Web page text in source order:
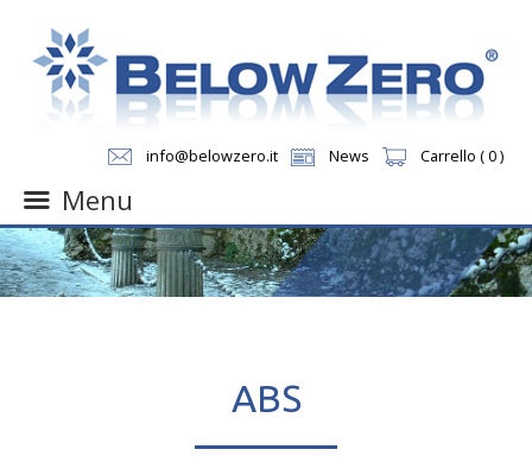
info@belowzero.it News Carrello ( 0 )
Menu
Skip
to
content
ABS